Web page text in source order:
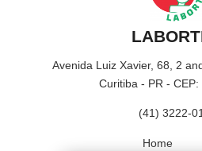
Avenida Luiz Xavier, 68, 2
Curitiba - PR -
(41) 3222-
Home